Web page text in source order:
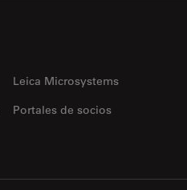
Leica Microsystems
Portales de socios